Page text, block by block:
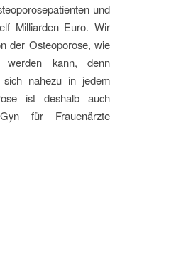
und
Milliarden Euro. Wir
der Osteoporose, wie
kann, denn
sich nahezu in jedem
ist deshalb auch
für Frauenärzte